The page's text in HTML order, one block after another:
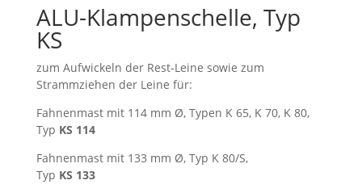
ALU-Klampenschelle, Typ
KS
zum Aufwickeln der Rest-Leine sowie zum
Strammziehen der Leine für:
Fahnenmast mit 114 mm Ø, Typen K 65, K 70, K 80,
Typ KS 114
Fahnenmast mit 133 mm Ø, Typ K 80/S,
Typ KS 133